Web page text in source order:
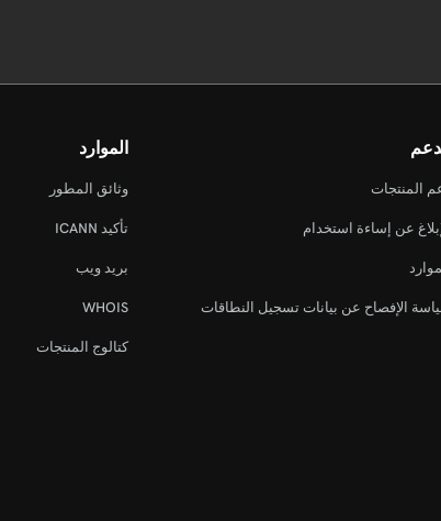
المنتجات
عن إساءة استخدام
الإفصاح عن بيانات تسجيل النطاقات
الموارد
وثائق المطور
تأكيد ICANN
بريد ويب
WHOIS
كتالوج المنتجات